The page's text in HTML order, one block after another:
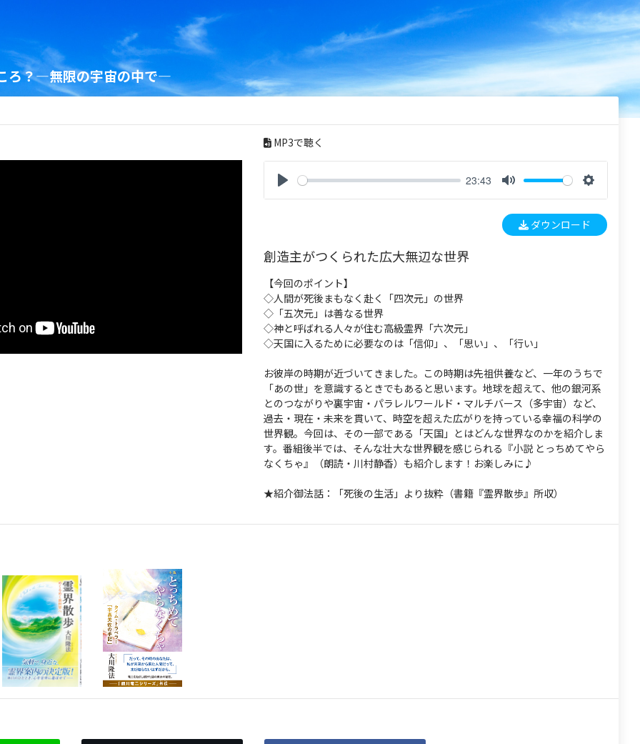
ろ？―無限の宇宙の中で―
MP3で聴く
23:43
u
e
t
ダウンロード
創造主がつくられた広大無辺な世界
【今回のポイント】
◇人間が死後まもなく赴く「四次元」の世界
◇「五次元」は善なる世界
◇神と呼ばれる人々が住む高級霊界「六次元」
◇天国に入るために必要なのは「信仰」、「思い」、「行い」
お彼岸の時期が近づいてきました。この時期は先祖供養など、一年のうちで
「あの世」を意識するときでもあると思います。地球を超えて、他の銀河系
とのつながりや裏宇宙・パラレルワールド・マルチバース（多宇宙）など、
過去・現在・未来を貫いて、時空を超えた広がりを持っている幸福の科学の
世界観。今回は、その一部である「天国」とはどんな世界なのかを紹介しま
す。番組後半では、そんな壮大な世界観を感じられる『小説 とっちめてやら
なくちゃ』（朗読・川村静香）も紹介します！お楽しみに♪
★紹介御法話：「死後の生活」より抜粋（書籍『霊界散歩』所収）